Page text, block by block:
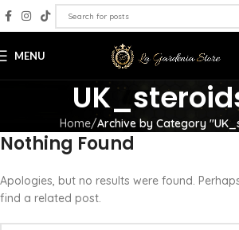
MENU
Home Archive by Category
Nothing Found
Apologies, but no results were found.
find a related post.